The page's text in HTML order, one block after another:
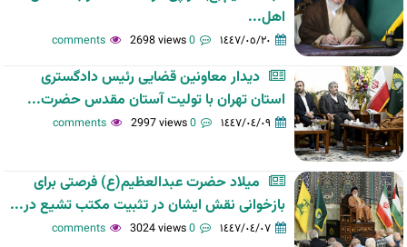
اهل...
١٤٤٧/٠٥/٢٠ 0 comments
2698 views
دیدار معاونین قضایی رئیس دادگستری
استان تهران با تولیت آستان مقدس حضرت...
١٤٤٧/٠٤/٠٩ 0 comments
2997 views
میلاد حضرت عبدالعظیم(ع) فرصتی برای
بازخوانی نقش ایشان در تثبیت مکتب تشیع در...
١٤٤٧/٠٤/٠٧ 0 comments
3024 views